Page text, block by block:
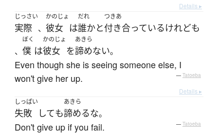
Details ▸
じっさい
実際 、
かのじょ
彼女 は
だれ
誰かと
つきあ
付き合っているけれども
、
ぼく
僕 は
かのじょ
彼女 を
あきら
諦めない。
Even though she is seeing someone else, I
won't give her up.
— Tatoeba
Details ▸
しっぱい
失敗 しても
あきら
諦めるな。
Don't give up if you fail. — Tatoeba